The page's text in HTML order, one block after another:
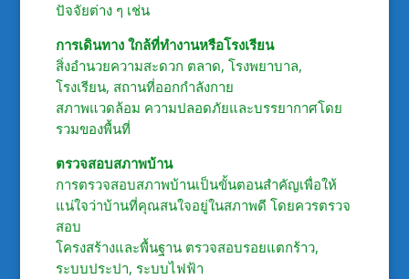
ปัจจัยต่าง ๆ เช่น
การเดินทาง ใกล้ที่ทำงานหรือโรงเรียน
สิ่งอำนวยความสะดวก ตลาด, โรงพยาบาล,
โรงเรียน, สถานที่ออกกำลังกาย
สภาพแวดล้อม ความปลอดภัยและบรรยากาศโดย
รวมของพื้นที่
ตรวจสอบสภาพบ้าน
การตรวจสอบสภาพบ้านเป็นขั้นตอนสำคัญเพื่อให้
แน่ใจว่าบ้านที่คุณสนใจอยู่ในสภาพดี โดยควรตรวจ
สอบ
โครงสร้างและพื้นฐาน ตรวจสอบรอยแตกร้าว,
ระบบประปา, ระบบไฟฟ้า